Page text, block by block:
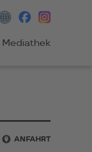
Mediathek
ANFAHRT